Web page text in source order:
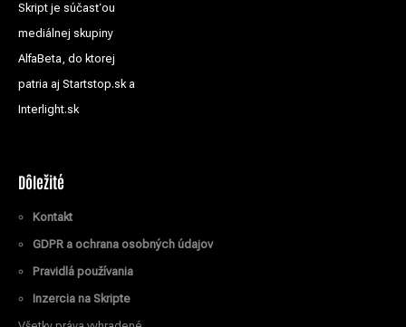
Skript je súčasťou
mediálnej skupiny
AlfaBeta, do ktorej
patria aj Startstop.sk a
Interlight.sk
Dôležité
Kontakt
GDPR a ochrana osobných údajov
Pravidlá používania
Inzercia na Skripte